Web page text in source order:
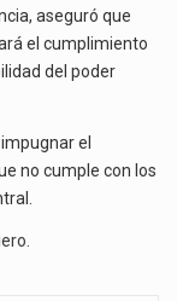
aseguró que
el cumplimiento
del poder
el
no cumple con los
.